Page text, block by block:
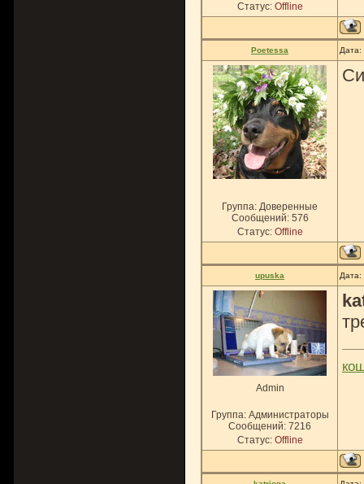
Статус: Offline
Poetessa
Группа: Доверенные
Сообщений: 576
Статус: Offline
upuska
Admin
Группа: Администраторы
Сообщений: 7216
Статус: Offline